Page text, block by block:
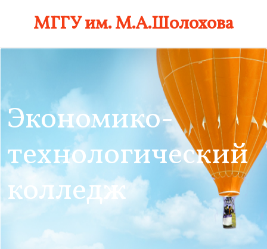
МГГУ им. М.А.Шолохова
Экономико-
технологический
колледж